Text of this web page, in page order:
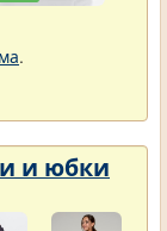
.
и юбки